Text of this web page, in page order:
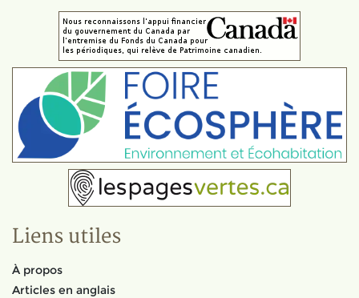
Liens utiles
À propos
Articles en anglais